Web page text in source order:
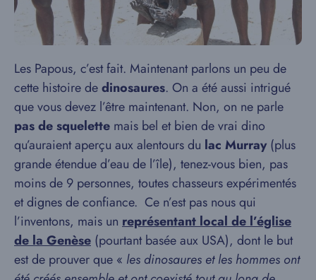
Les Papous, c’est fait. Maintenant parlons un peu de
cette histoire dedinosaures. On a été aussi intrigué
que vous devez l’être maintenant. Non, on ne parle
pas de squelette mais bel et bien de vrai dino
qu’auraient aperçu aux alentours du lac Murray (plus
grande étendue d’eau de l’île), tenez-vous bien, pas
moins de 9 personnes, toutes chasseurs expérimentés
et dignes de confiance. Ce n’est pas nous qui
l’inventons, mais un représentant local de l’église
de la Genèse (pourtant basée aux USA), dont le but
est de prouver que « les dinosaures et les hommes ont